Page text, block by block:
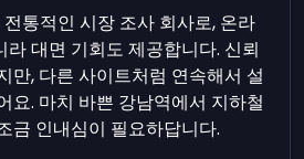
통적인 시장 조사 회사로, 온라
대면 기회도 제공합니다. 신뢰
만, 다른 사이트처럼 연속해서 설
요. 마치 바쁜 강남역에서 지하철
금 인내심이 필요하답니다.